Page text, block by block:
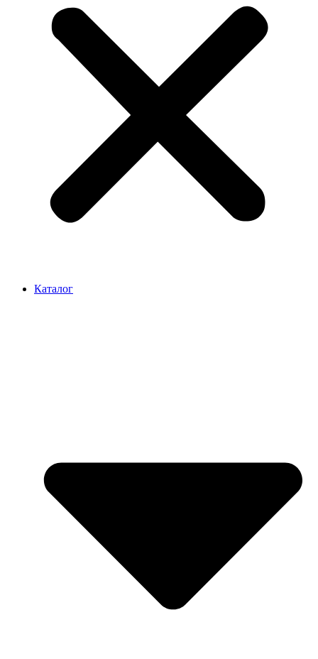
Каталог